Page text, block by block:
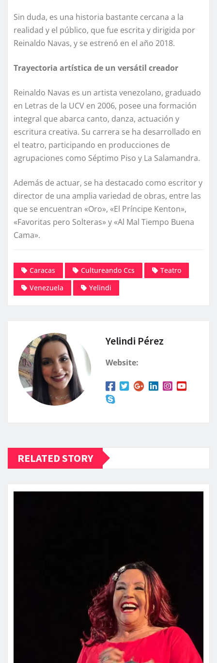
Sin duda, es una historia bastante cercana a la
realidad y el público, que fue escrita y dirigida por
Reinaldo Navas, y se estrenó en el año 2018.
Trayectoria artística de un versátil creador
Reinaldo Navas es un artista venezolano, graduado
en Letras de la UCV en 2006, posee una formación
integral que abarca canto, danza, actuación y
escritura creativa. Su carrera se ha desarrollado en
el teatro, participando en producciones de
agrupaciones como Séptimo Piso y La Salamandra.
Además de actuar, se ha destacado como escritor y
director de una amplia variedad de obras, entre las
que se encuentran «Oro», «El Príncipe Kenton»,
«Favoritas pero Solteras» y «Al Mal Tiempo Buena
Cama».
Caracas Cultureando Ccs
Teatro
Venezuela
Yelindi
Yelindi Pérez
Website:
RELATED STORY